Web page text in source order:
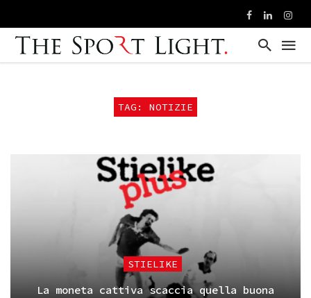
TAG: NOTIZIE
STIELIKE
La moneta cattiva scaccia quella buona